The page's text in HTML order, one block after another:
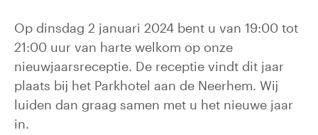
Op dinsdag 2 januari 2024 bent u van 19:00 tot
21:00 uur van harte welkom op onze
nieuwjaarsreceptie. De receptie vindt dit jaar
plaats bij het Parkhotel aan de Neerhem. Wij
luiden dan graag samen met u het nieuwe jaar
in.